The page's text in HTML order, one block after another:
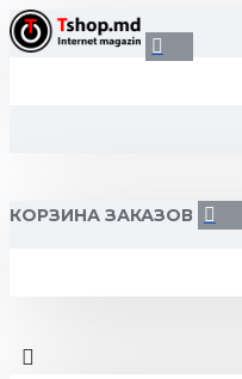
КОРЗИНА ЗАКАЗОВ